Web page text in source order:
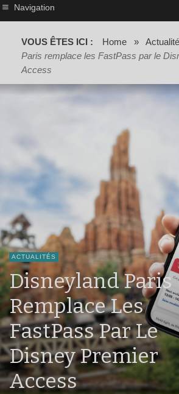
Navigation
VOUS ÊTES ICI : Home »
Paris remplace les FastPass par le
Access
ACTUALITÉS
Disneyland Paris
Remplace Les
FastPass Par Le
Disney Premier
Access